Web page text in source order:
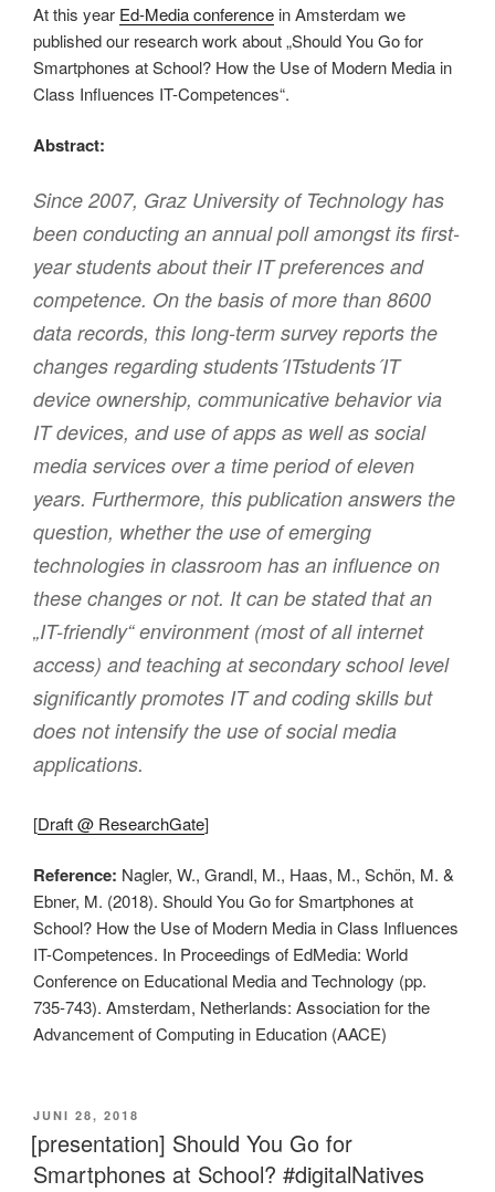
At this year Ed-Media conference in Amsterdam we
published our research work about „Should You Go for
Smartphones at School? How the Use of Modern Media in
Class Influences IT-Competences“.
Abstract:
Since 2007, Graz University of Technology has
been conducting an annual poll amongst its first-
year students about their IT preferences and
competence. On the basis of more than 8600
data records, this long-term survey reports the
changes regarding students´ITstudents´IT
device ownership, communicative behavior via
IT devices, and use of apps as well as social
media services over a time period of eleven
years. Furthermore, this publication answers the
question, whether the use of emerging
technologies in classroom has an influence on
these changes or not. It can be stated that an
„IT-friendly“ environment (most of all internet
access) and teaching at secondary school level
significantly promotes IT and coding skills but
does not intensify the use of social media
applications.
[Draft @ ResearchGate]
Reference: Nagler, W., Grandl, M., Haas, M., Schön, M. &
Ebner, M. (2018). Should You Go for Smartphones at
School? How the Use of Modern Media in Class Influences
IT-Competences. In Proceedings of EdMedia: World
Conference on Educational Media and Technology (pp.
735-743). Amsterdam, Netherlands: Association for the
Advancement of Computing in Education (AACE)
VERÖFFENTLICHT
AM
JUNI 28, 2018
[presentation] Should You Go for
Smartphones at School? #digitalNatives